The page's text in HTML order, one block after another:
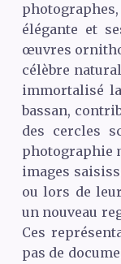
élégante et
œuvres
célèbre
immortalisé
bassan,
des cercles
photographie
images
ou lors de
un nouveau
Ces
pas de